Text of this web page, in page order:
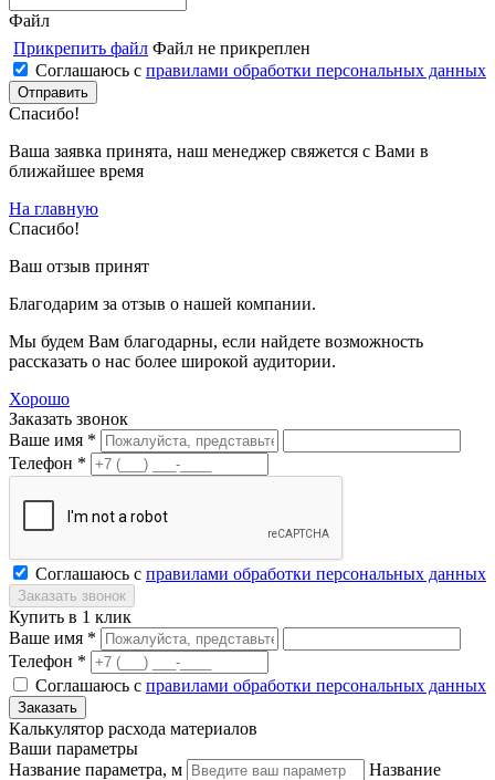
Файл
Прикрепить файл Файл не прикреплен
Соглашаюсь с правилами обработки персональных данных
Спасибо!
Ваша заявка принята, наш менеджер свяжется с Вами в
ближайшее время
На главную
Спасибо!
Ваш отзыв принят
Благодарим за отзыв о нашей компании.
Мы будем Вам благодарны, если найдете возможность
рассказать о нас более широкой аудитории.
Хорошо
Заказать звонок
Ваше имя *
Телефон *
Соглашаюсь с правилами обработки персональных данных
Купить в 1 клик
Ваше имя *
Телефон *
Соглашаюсь с правилами обработки персональных данных
Калькулятор расхода материалов
Ваши параметры
Название параметра, м
Название